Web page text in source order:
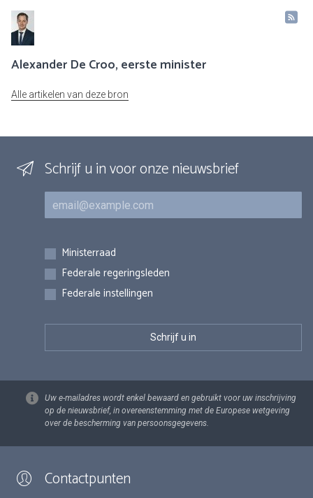
Alexander De Croo, eerste minister
Alle artikelen van deze bron
Schrijf u in voor onze nieuwsbrief
E-mail
Inschrijvingen
Ministerraad
Federale regeringsleden
Federale instellingen
Uw e-mailadres wordt enkel bewaard en gebruikt voor uw inschrijving
op de nieuwsbrief, in overeenstemming met de Europese wetgeving
over de bescherming van persoonsgegevens.
Contactpunten